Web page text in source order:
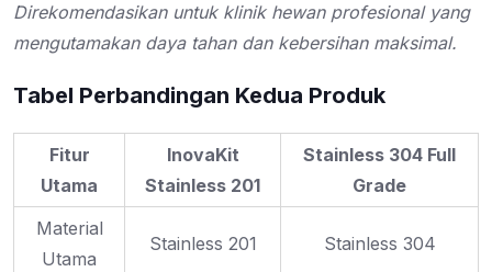
Direkomendasikan untuk klinik hewan profesional yang
mengutamakan daya tahan dan kebersihan maksimal.
Tabel Perbandingan Kedua Produk
Fitur
Utama
InovaKit
Stainless 201
Stainless 304 Full
Grade
Material
Utama
Stainless 201 Stainless 304